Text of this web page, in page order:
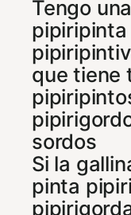
Tengo
que tiene
sordos
Si la
pinta